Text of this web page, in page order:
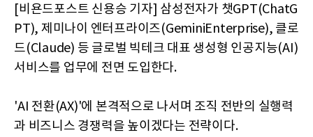
[비욘드포스트 신용승 기자] 삼성전자가 챗GPT(ChatG
PT), 제미나이 엔터프라이즈(GeminiEnterprise), 클로
드(Claude) 등 글로벌 빅테크 대표 생성형 인공지능(AI)
서비스를 업무에 전면 도입한다.
'AI 전환(AX)'에 본격적으로 나서며 조직 전반의 실행력
과 비즈니스 경쟁력을 높이겠다는 전략이다.